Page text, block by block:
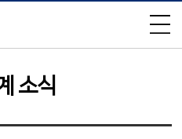
×
소식